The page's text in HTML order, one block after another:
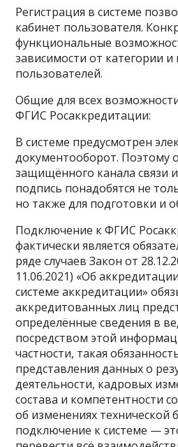
Регистрация в системе
кабинет пользователя.
функциональные
зависимости от категории и
пользователей.
Общие для всех
ФГИС Росаккредитации:
В системе предусмотрен
документооборот. Поэтому
защищённого канала связи
подпись понадобятся не
но также для подготовки и
Подключение к ФГИС
фактически является
ряде случаев Закон от
11.06.2021) «Об
системе аккредитации»
аккредитованных лиц
определённые сведения в
посредством этой
частности, такая
представления данных о
деятельности, кадровых
состава и компетентности
об изменениях технической
подключение к системе —